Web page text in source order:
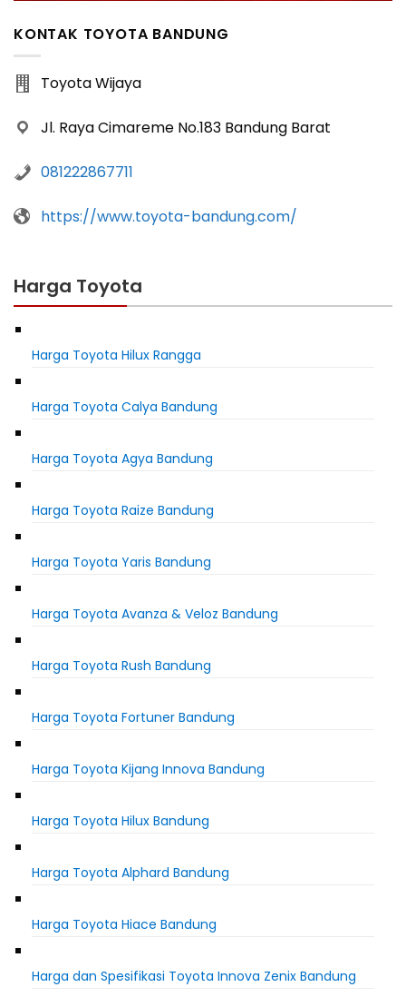
KONTAK TOYOTA BANDUNG
Toyota Wijaya
Jl. Raya Cimareme No.183 Bandung Barat
081222867711
https://www.toyota-bandung.com/
Harga Toyota
Harga Toyota Hilux Rangga
Harga Toyota Calya Bandung
Harga Toyota Agya Bandung
Harga Toyota Raize Bandung
Harga Toyota Yaris Bandung
Harga Toyota Avanza & Veloz Bandung
Harga Toyota Rush Bandung
Harga Toyota Fortuner Bandung
Harga Toyota Kijang Innova Bandung
Harga Toyota Hilux Bandung
Harga Toyota Alphard Bandung
Harga Toyota Hiace Bandung
Harga dan Spesifikasi Toyota Innova Zenix Bandung